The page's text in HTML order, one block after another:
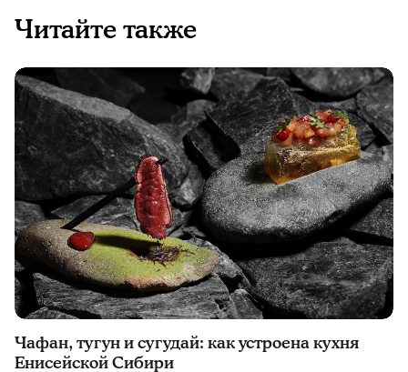
Читайте также
Чафан, тугун и сугудай: как устроена кухня
Енисейской Сибири